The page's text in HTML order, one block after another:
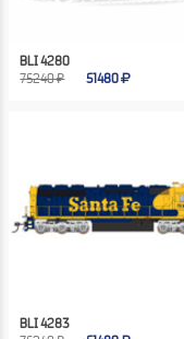
BLI 4280
75240 ₽
51480
BLI 4283